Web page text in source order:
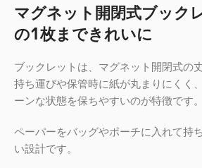
マグネット開閉式ブック
の1枚まできれいに
ブックレットは、マグネット開閉式の
持ち運びや保管時に紙が丸まりにくく
ーンな状態を保ちやすいのが特徴です。
ペーパーをバッグやポーチに入れて持
い設計です。